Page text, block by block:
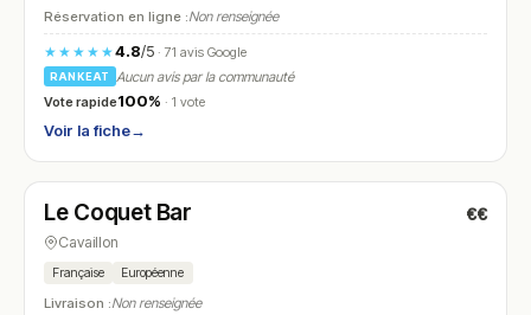
Réservation en ligne :Non renseignée
★★★★★4.8/5· 71 avis Google
RANKEAT
Aucun avis par la communauté
Vote rapide100% · 1 vote
Voir la fiche→
N° 14
Le Coquet Bar €€
Cavaillon
Française Européenne
Livraison :Non renseignée